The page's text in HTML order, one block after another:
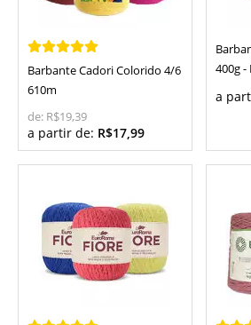
Barbante Cadori Colorido 4/6
610m
de: R$19,39
a partir de: R$17,99
400g -
a